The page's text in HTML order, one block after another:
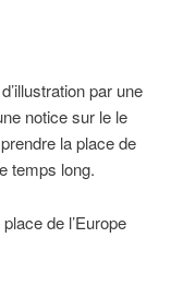
par une
notice sur le le
la place de
temps long.
de l’Europe